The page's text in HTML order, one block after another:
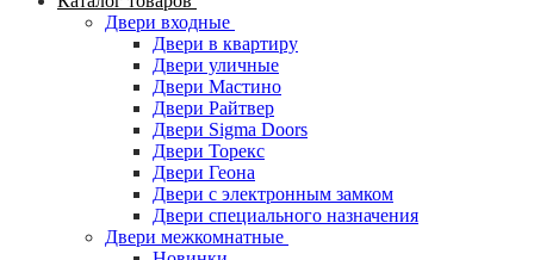
Двери входные
Двери в квартиру
Двери уличные
Двери Мастино
Двери Райтвер
Двери Sigma Doors
Двери Торекс
Двери Геона
Двери с электронным замком
Двери специального назначения
Двери межкомнатные